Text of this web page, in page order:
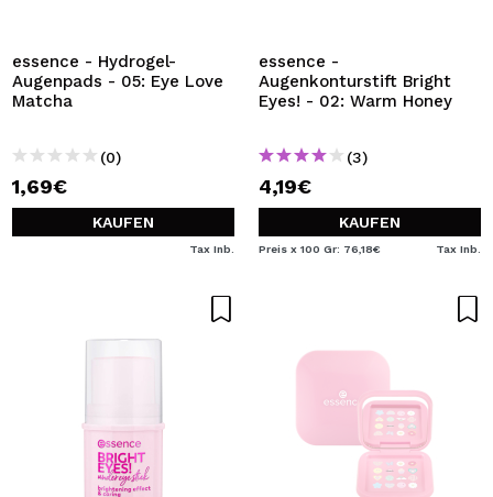
essence - Hydrogel-
Augenpads - 05: Eye Love
Matcha
(0)
1,69€
KAUFEN
Tax Inb.
essence -
Augenkonturstift Bright
Eyes! - 02: Warm Honey
(3)
4,19€
KAUFEN
Preis x 100 Gr: 76,18€ Tax Inb.